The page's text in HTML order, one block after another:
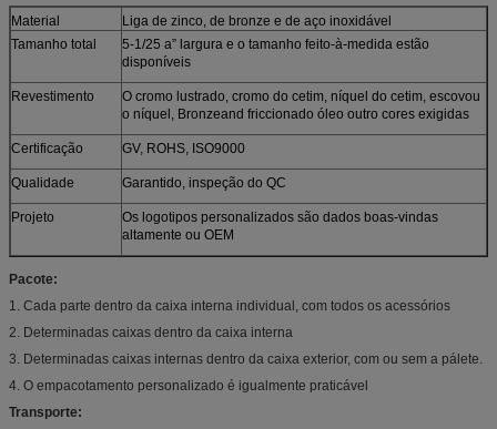
Material
Liga de zinco, de bronze e de aço inoxidável
Tamanho total
5-1/25 a” largura e o tamanho feito-à-medida estão
disponíveis
Revestimento
O cromo lustrado, cromo do cetim, níquel do cetim, escovou
o níquel, Bronzeand friccionado óleo outro cores exigidas
Certificação GV, ROHS, ISO9000
Qualidade Garantido, inspeção do QC
Projeto
Os logotipos personalizados são dados boas-vindas
altamente ou OEM
Pacote:
1. Cada parte dentro da caixa interna individual, com todos os acessórios
2. Determinadas caixas dentro da caixa interna
3. Determinadas caixas internas dentro da caixa exterior, com ou sem a pálete.
4. O empacotamento personalizado é igualmente praticável
Transporte: